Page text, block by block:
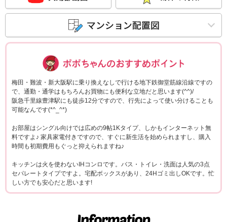
梅田・難波・新大阪駅に乗り換えなしで行ける地下鉄御堂筋線沿線ですの
で、通勤・通学はもちろんお買物にも便利な立地だと思います(^^)/
阪急千里線豊津駅にも徒歩12分ですので、行先によって使い分けることも
可能なんです(*^_^*)
お部屋はシングル向けでは広めの9帖1Kタイプ、しかもインターネット無
料ですよ♪ 家具家電付きですので、すぐに新生活を始められますし、購入
時間も初期費用もぐっと抑えられますね♪
キッチンは火を使わないIHコンロです。バス・トイレ・洗面は人気の3点
セパレートタイプですよ。宅配ボックスがあり、24Hゴミ出しOKです。忙
しい方でも安心だと思います!